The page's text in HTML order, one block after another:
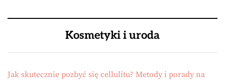
Kosmetyki i uroda
Jak skutecznie pozbyć się cellulitu? Metody i porady na